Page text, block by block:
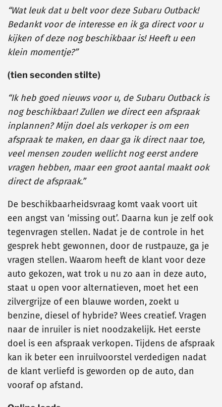
“Wat leuk dat u belt voor deze Subaru Outback!
Bedankt voor de interesse en ik ga direct voor u
kijken of deze nog beschikbaar is! Heeft u een
klein momentje?”
(tien seconden stilte)
“Ik heb goed nieuws voor u, de Subaru Outback is
nog beschikbaar! Zullen we direct een afspraak
inplannen? Mijn doel als verkoper is om een
afspraak te maken, en daar ga ik direct naar toe,
veel mensen zouden wellicht nog eerst andere
vragen hebben, maar een groot aantal maakt ook
direct de afspraak.”
De beschikbaarheidsvraag komt vaak voort uit
een angst van ‘missing out’. Daarna kun je zelf ook
tegenvragen stellen. Nadat je de controle in het
gesprek hebt gewonnen, door de rustpauze, ga je
vragen stellen. Waarom heeft de klant voor deze
auto gekozen, wat trok u nu zo aan in deze auto,
staat u open voor alternatieven, moet het een
zilvergrijze of een blauwe worden, zoekt u
benzine, diesel of hybride? Wees creatief. Vragen
naar de inruiler is niet noodzakelijk. Het eerste
doel is een afspraak verkopen. Tijdens de afspraak
kan ik beter een inruilvoorstel verdedigen nadat
de klant verliefd is geworden op de auto, dan
vooraf op afstand.